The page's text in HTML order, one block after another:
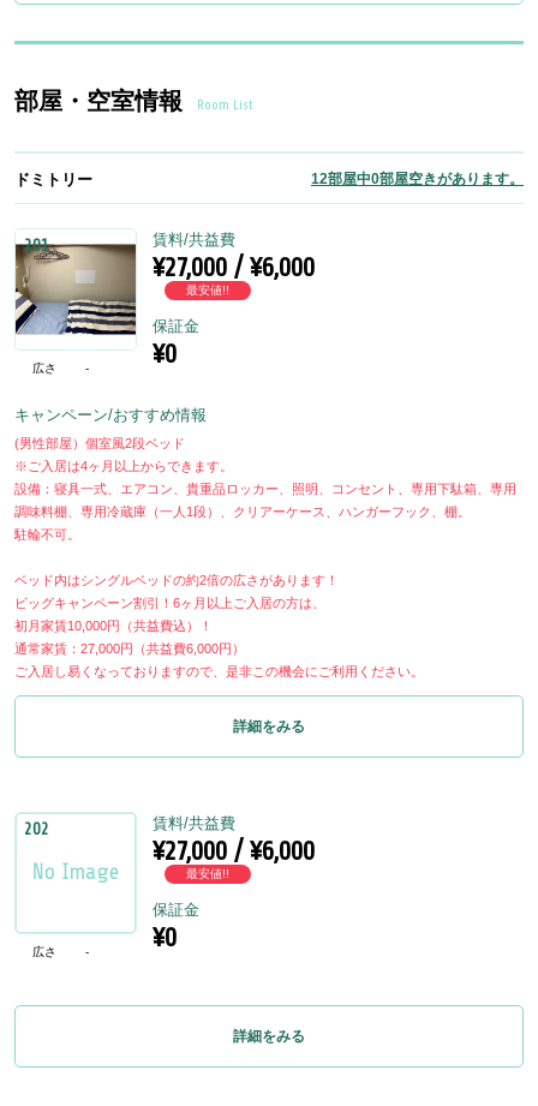
部屋・空室情報 Room List
ドミトリー 12部屋中0部屋空きがあります。
201
広さ -
賃料/共益費
¥27,000 / ¥6,000
最安値!!
保証金
¥0
キャンペーン/おすすめ情報
(男性部屋）個室風2段ベッド
※ご入居は4ヶ月以上からできます。
設備：寝具一式、エアコン、貴重品ロッカー、照明、コンセント、専用下駄箱、専用
調味料棚、専用冷蔵庫（一人1段）、クリアーケース、ハンガーフック、棚。
駐輪不可。
ベッド内はシングルベッドの約2倍の広さがあります！
ビッグキャンペーン割引！6ヶ月以上ご入居の方は、
初月家賃10,000円（共益費込）！
通常家賃：27,000円（共益費6,000円）
ご入居し易くなっておりますので、是非この機会にご利用ください。
詳細をみる
202
広さ -
賃料/共益費
¥27,000 / ¥6,000
最安値!!
保証金
¥0
詳細をみる